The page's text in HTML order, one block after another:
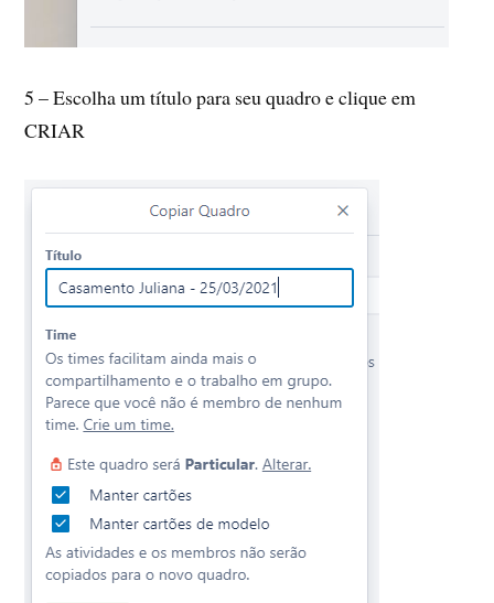
5 – Escolha um título para seu quadro e clique em
CRIAR